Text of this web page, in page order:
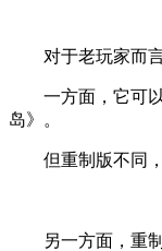
对于老玩家而言
一方面，它可以
岛》。
但重制版不同，
另一方面，重制